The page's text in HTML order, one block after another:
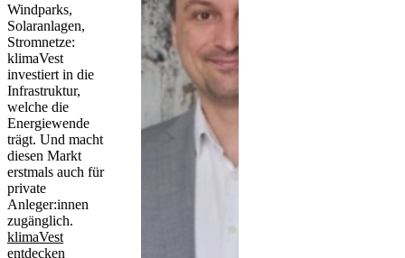
Windparks,
Solaranlagen,
Stromnetze:
klimaVest
investiert in die
Infrastruktur,
welche die
Energiewende
trägt. Und macht
diesen Markt
erstmals auch für
private
Anleger:innen
zugänglich.
klimaVest
entdecken